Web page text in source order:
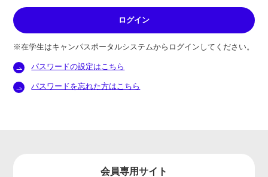
※在学生はキャンパスポータルシステムからログインしてください。
パスワードの設定はこちら
パスワードを忘れた方はこちら
会員専用サイト